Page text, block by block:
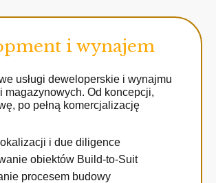
i wynajem
usługi deweloperskie i wynajmu
magazynowych. Od koncepcji,
po pełną komercjalizację
i due diligence
obiektów Build-to-Suit
procesem budowy